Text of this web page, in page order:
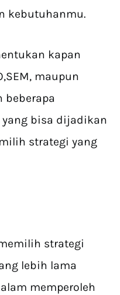
kebutuhanmu.
kapan
maupun
beberapa
yang bisa dijadikan
strategi yang
strategi
lebih lama
memperoleh